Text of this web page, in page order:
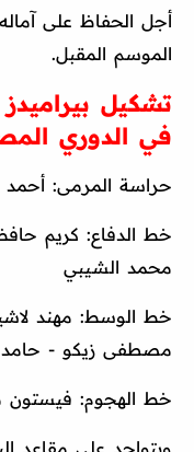
أجل الحفاظ على
الموسم المقبل.
تشكيل بيراميدز
في الدوري
حراسة المرمى: أحمد
خط الدفاع: كريم
محمد الشيبي
خط الوسط: مهند
مصطفى زيكو -
خط الهجوم: فيستون
ويتواجد على مقاعد